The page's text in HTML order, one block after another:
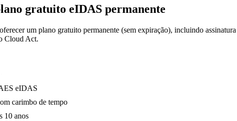
gratuito eIDAS permanente
um plano gratuito permanente (sem expiração), incluindo
Cloud Act.
eIDAS
carimbo de tempo
10 anos